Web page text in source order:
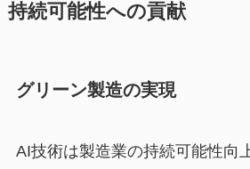
持続可能性への貢献
グリーン製造の実現
AI技術は製造業の持続可能性向